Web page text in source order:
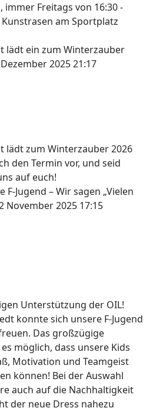
immer Freitags von 16:30 -
am Sportplatz
lädt ein zum Winterzauber
2025 21:17
lädt zum Winterzauber 2026
den Termin vor, und seid
auf euch!
Jugend – Wir sagen „Vielen
November 2025 17:15
Unterstützung der OIL!
konnte sich unsere F-Jugend
Das großzügige
möglich, dass unsere Kids
Motivation und Teamgeist
können! Bei der Auswahl
auch auf die Nachhaltigkeit
der neue Dress nahezu